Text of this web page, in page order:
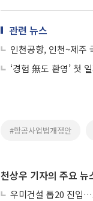
관련 뉴스
인천공항, 인천~제주
‘경험 無도 환영’ 첫
#항공사업법개정안
천상우 기자의 주요 뉴
우미건설 톱20 진입…